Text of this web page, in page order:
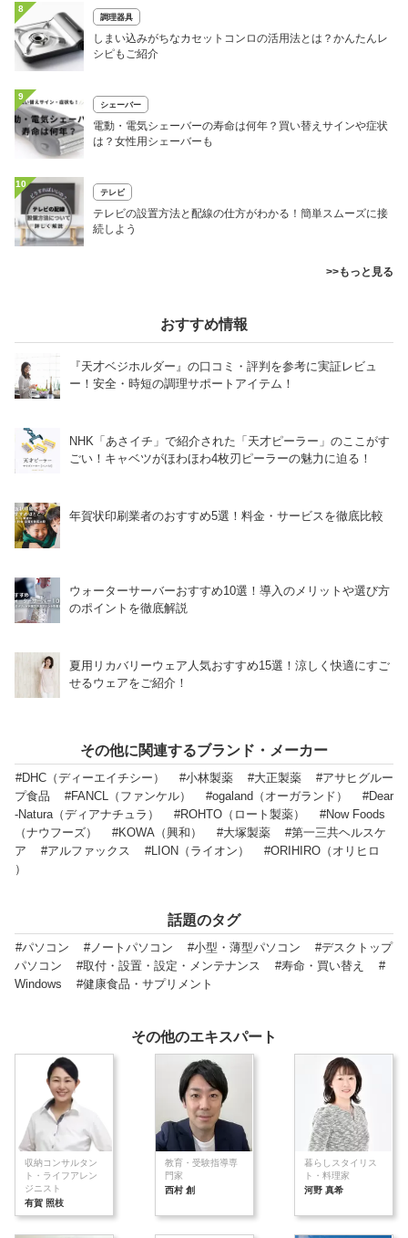
8
調理器具
しまい込みがちなカセットコンロの活用法とは？かんたんレ
シピもご紹介
9
シェーバー
電動・電気シェーバーの寿命は何年？買い替えサインや症状
は？女性用シェーバーも
10
テレビ
テレビの設置方法と配線の仕方がわかる！簡単スムーズに接
続しよう
>>もっと見る
おすすめ情報
『天才ベジホルダー』の口コミ・評判を参考に実証レビュ
ー！安全・時短の調理サポートアイテム！
NHK「あさイチ」で紹介された「天才ピーラー」のここがす
ごい！キャベツがほわほわ4枚刃ピーラーの魅力に迫る！
年賀状印刷業者のおすすめ5選！料金・サービスを徹底比較
ウォーターサーバーおすすめ10選！導入のメリットや選び方
のポイントを徹底解説
夏用リカバリーウェア人気おすすめ15選！涼しく快適にすご
せるウェアをご紹介！
その他に関連するブランド・メーカー
#DHC（ディーエイチシー） #小林製薬 #大正製薬
#アサヒグルー
プ食品
#FANCL（ファンケル） #ogaland（オーガランド）
#Dear
-Natura（ディアナチュラ）
#ROHTO（ロート製薬）
#Now Foods
（ナウフーズ）
#KOWA（興和） #大塚製薬
#第一三共ヘルスケ
ア
#アルファックス #LION（ライオン）
#ORIHIRO（オリヒロ
）
話題のタグ
#パソコン #ノートパソコン #小型・薄型パソコン
#デスクトップ
パソコン
#取付・設置・設定・メンテナンス #寿命・買い替え
#
Windows
#健康食品・サプリメント
その他のエキスパート
収納コンサルタン
ト・ライフアレン
ジニスト
有賀 照枝
教育・受験指導専
門家
西村 創
暮らしスタイリス
ト・料理家
河野 真希